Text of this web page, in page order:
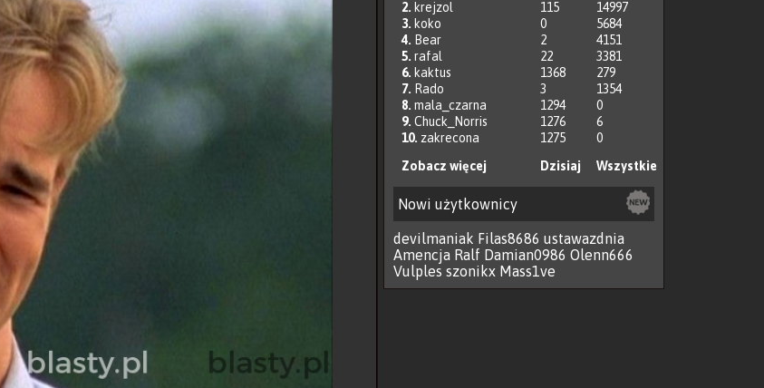
2. krejzol 115
14997
3. koko 0
5684
4. Bear 2
4151
5. rafal 22
3381
6. kaktus 1368
279
7. Rado 3
1354
8. mala_czarna 1294
0
9. Chuck_Norris 1276
6
10. zakrecona 1275
0
Zobacz więcej
Dzisiaj Wszystkie
Nowi użytkownicy
devilmaniak Filas8686 ustawazdnia
Amencja Ralf Damian0986 Olenn666
Vulples szonikx Mass1ve